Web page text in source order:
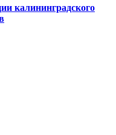
калининградского